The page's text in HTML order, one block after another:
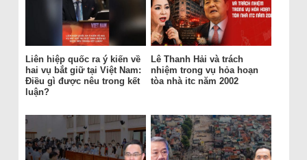
Liên hiệp quốc ra ý kiến về
hai vụ bắt giữ tại Việt Nam:
Điều gì được nêu trong kết
luận?
Lê Thanh Hải và trách
nhiệm trong vụ hỏa hoạn
tòa nhà itc năm 2002